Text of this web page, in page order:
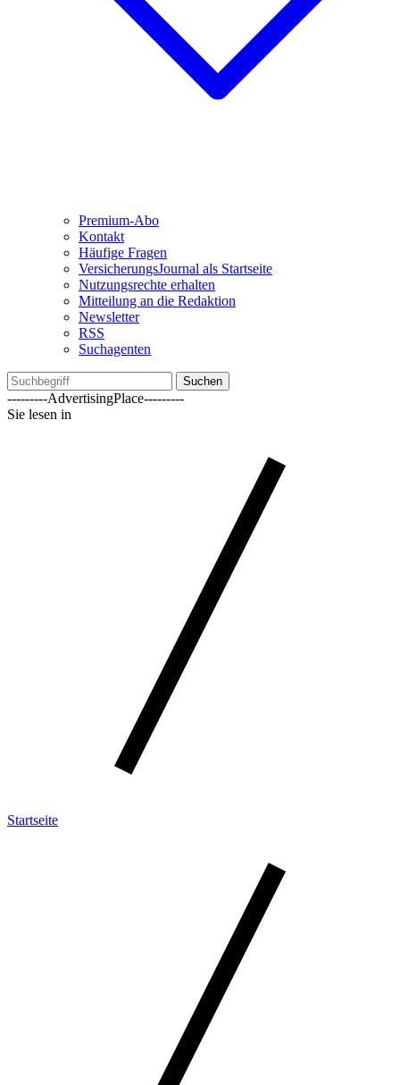
Premium-Abo
Kontakt
Häufige Fragen
VersicherungsJournal als Startseite
Nutzungsrechte erhalten
Mitteilung an die Redaktion
Newsletter
RSS
Suchagenten
Suchen
---------AdvertisingPlace---------
Sie lesen in
Startseite